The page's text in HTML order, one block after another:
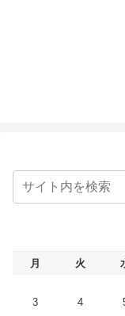
月 火
3
4